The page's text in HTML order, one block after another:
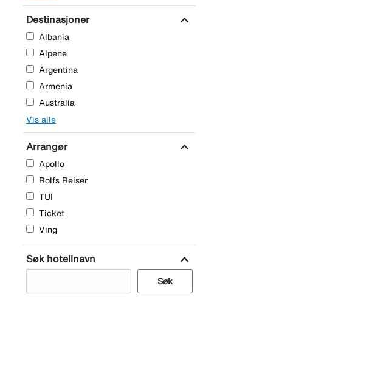
Destinasjoner expand_more
Albania
Alpene
Argentina
Armenia
Australia
Vis alle
Arrangør expand_more
Apollo
Rolfs Reiser
TUI
Ticket
Ving
Søk hotellnavn expand_more
Søk